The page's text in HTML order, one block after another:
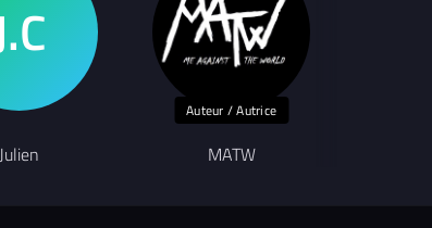
Julien
Auteur / Autrice
MATW